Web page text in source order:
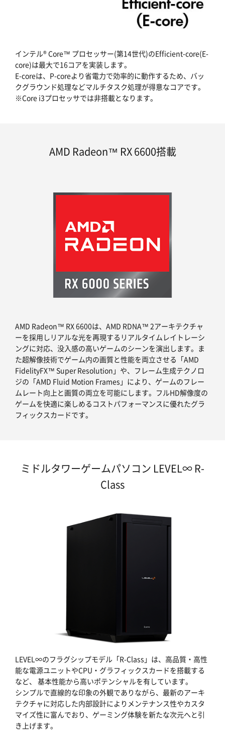
インテル® Core™ プロセッサー(第14世代)のEfficient-core(E-
core)は最大で16コアを実装します。
E-coreは、P-coreより省電力で効率的に動作するため、バッ
クグラウンド処理などマルチタスク処理が得意なコアです。
※Core i3プロセッサでは非搭載となります。
AMD Radeon™ RX 6600搭載
AMD Radeon™ RX 6600は、AMD RDNA™ 2アーキテクチャ
ーを採用しリアルな光を再現するリアルタイムレイトレーシ
ングに対応、没入感の高いゲームのシーンを演出します。ま
た超解像技術でゲーム内の画質と性能を両立させる「AMD
FidelityFX™ Super Resolution」や、フレーム生成テクノロ
ジの「AMD Fluid Motion Frames」により、ゲームのフレー
ムレート向上と画質の両立を可能にします。フルHD解像度の
ゲームを快適に楽しめるコストパフォーマンスに優れたグラ
フィックスカードです。
ミドルタワーゲームパソコン LEVEL∞ R-
Class
LEVEL∞のフラグシップモデル「R-Class」は、高品質・高性
能な電源ユニットやCPU・グラフィックスカードを搭載する
など、 基本性能から高いポテンシャルを有しています。
シンプルで直線的な印象の外観でありながら、最新のアーキ
テクチャに対応した内部設計によりメンテナンス性やカスタ
マイズ性に富んでおり、ゲーミング体験を新たな次元へと引
き上げます。